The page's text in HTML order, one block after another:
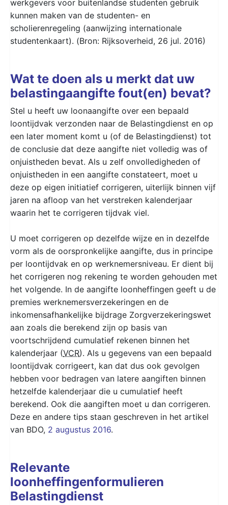
werkgevers voor buitenlandse studenten gebruik
kunnen maken van de studenten- en
scholierenregeling (aanwijzing internationale
studentenkaart). (Bron: Rijksoverheid, 26 jul. 2016)
Wat te doen als u merkt dat uw
belastingaangifte fout(en) bevat?
Stel u heeft uw loonaangifte over een bepaald
loontijdvak verzonden naar de Belastingdienst en op
een later moment komt u (of de Belastingdienst) tot
de conclusie dat deze aangifte niet volledig was of
onjuistheden bevat. Als u zelf onvolledigheden of
onjuistheden in een aangifte constateert, moet u
deze op eigen initiatief corrigeren, uiterlijk binnen vijf
jaren na afloop van het verstreken kalenderjaar
waarin het te corrigeren tijdvak viel.
U moet corrigeren op dezelfde wijze en in dezelfde
vorm als de oorspronkelijke aangifte, dus in principe
per loontijdvak en op werknemersniveau. Er dient bij
het corrigeren nog rekening te worden gehouden met
het volgende. In de aangifte loonheffingen geeft u de
premies werknemersverzekeringen en de
inkomensafhankelijke bijdrage Zorgverzekeringswet
aan zoals die berekend zijn op basis van
voortschrijdend cumulatief rekenen binnen het
kalenderjaar (VCR). Als u gegevens van een bepaald
loontijdvak corrigeert, kan dat dus ook gevolgen
hebben voor bedragen van latere aangiften binnen
hetzelfde kalenderjaar die u cumulatief heeft
berekend. Ook die aangiften moet u dan corrigeren.
Deze en andere tips staan geschreven in het artikel
van BDO, 2 augustus 2016.
Relevante
loonheffingenformulieren
Belastingdienst